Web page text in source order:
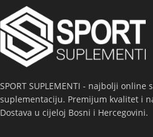
SPORT SUPLEMENTI - najbolji online
suplementaciju. Premijum kvalitet i
Dostava u cijeloj Bosni i Hercegovini.